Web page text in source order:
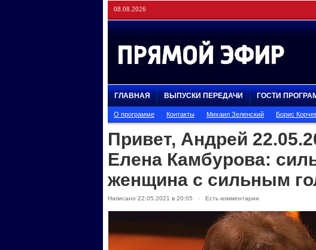
08.08.2026
ГЛАВНАЯ ВЫПУСКИ ПЕРЕДАЧИ ГОСТИ
О программе Контакты Михаил Зеленский Борис
Привет, Андрей
Елена Камбурова:
женщина с сильным
Написано 22.05.2021 в 20:05 · Есть комментарии